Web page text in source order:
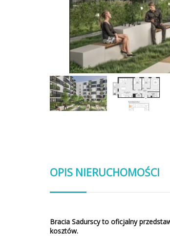
OPIS NIERUCHOMOŚCI
Bracia Sadurscy to oficjalny
kosztów.